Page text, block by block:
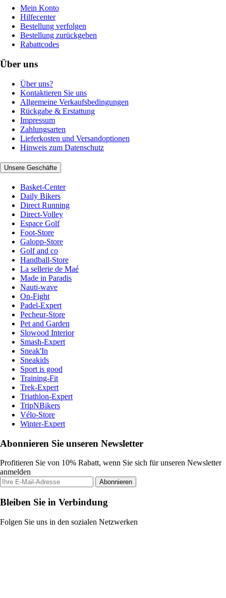
Mein Konto
Hilfecenter
Bestellung verfolgen
Bestellung zurückgeben
Rabattcodes
Über uns
Über uns?
Kontaktieren Sie uns
Allgemeine Verkaufsbedingungen
Rückgabe & Erstattung
Impressum
Zahlungsarten
Lieferkosten und Versandoptionen
Hinweis zum Datenschutz
Unsere Geschäfte
Basket-Center
Daily Bikers
Direct Running
Direct-Volley
Espace Golf
Foot-Store
Galopp-Store
Golf and co
Handball-Store
La sellerie de Maé
Made in Paradis
Nauti-wave
On-Fight
Padel-Expert
Pecheur-Store
Pet and Garden
Slowood Interior
Smash-Expert
Sneak'In
Sneakids
Sport is good
Training-Fit
Trek-Expert
Triathlon-Expert
TripNBikers
Vélo-Store
Winter-Expert
Abonnieren Sie unseren Newsletter
Profitieren Sie von 10% Rabatt, wenn Sie sich für unseren Newsletter
anmelden
Abonnieren
Bleiben Sie in Verbindung
Folgen Sie uns in den sozialen Netzwerken